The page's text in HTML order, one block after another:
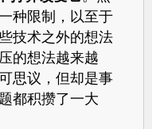
种限制，以至于
技术之外的想法
的想法越来越
思议，但却是事
都积攒了一大